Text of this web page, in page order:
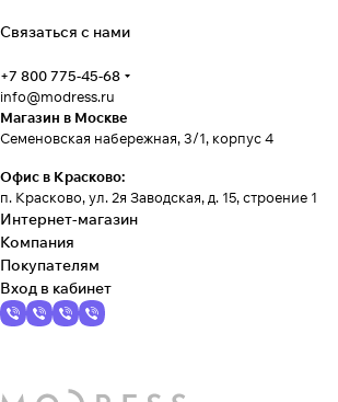
Связаться с нами
+7 800 775-45-68
info@modress.ru
Магазин в Москве
Семеновская набережная, 3/1, корпус 4
Офис в Красково:
п. Красково, ул. 2я Заводская, д. 15, строение 1
Интернет-магазин
Компания
Покупателям
Вход в кабинет